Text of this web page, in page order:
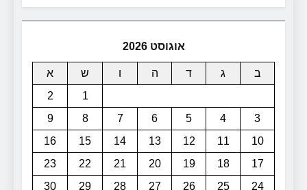
אוגוסט 2026
ב ג ד ה ו ש
א
1
2
3
4
5
6
7
8
9
10
11
12
13
14
15
16
17
18
19
20
21
22
23
24
25
26
27
28
29
30